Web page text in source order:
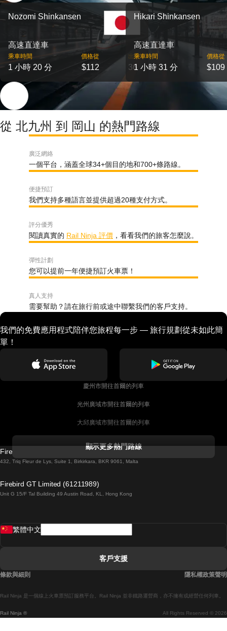
Nozomi Shinkansen
高速直達車
乘車時間
1 小時 20 分
價格從
$112
出發
36
Hikari Shinkansen
高速直達車
乘車時間
1 小時 31 分
價格從
$109
從 北九州 到 岡山 的熱門路線
廣泛網絡
一個平台，涵蓋全球34+個目的地和700+條路線。
便捷預訂
我們支持多種語言並提供超過20種支付方式。
評分優秀
閱讀真實的 Rail Ninja 評價 ，看看我們的旅客怎麼說。
彈性計劃
您可以提前一年便捷預訂火車票！
真人支持
需要幫助？請在旅行前或途中聯繫我們的客戶支持。
我們的免費應用程式陪伴您旅程每一步 — 旅行規劃從未如此簡
單！
慶州市開往首爾的列車
光州廣域市開往首爾的列車
大邱廣域市開往首爾的列車
都柏林開往戈尔韦的列車
羅馬開往拿坡里的列車
顯示更多熱門路線
Firebird GT Limited (OC 1451)
432, Triq Fleur de Lys, Suite 1, Birkirkara, BKR 9061, Malta
Firebird GT Limited (61211989)
Unit G 15/F Tal Building 49 Austin Road, KL, Hong Kong
Rail Ninja ® All Rights Reserved © 2026
Rail Ninja 是一個線上火車票預訂服務平台。Rail Ninja 並非鐵路運營商，亦不擁有或經營任何列車。
繁體中文
客戶支援
條款與細則 隱私權政策聲明